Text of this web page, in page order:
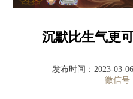
沉默比生气更
发布时间：2023-03-
微信号